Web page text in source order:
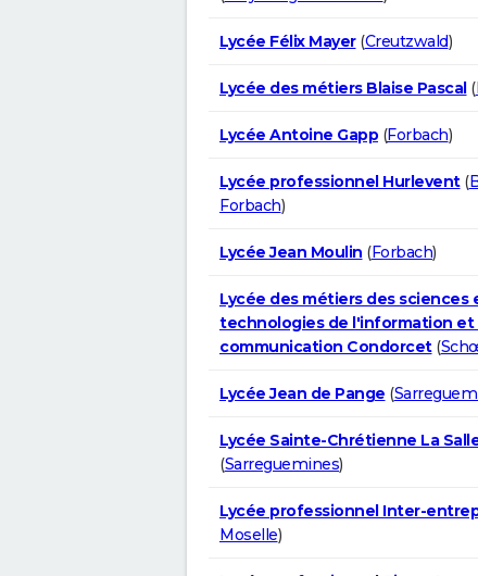
Lycée Félix Mayer(Creutzwald)
Lycée des métiers Blaise Pascal(
Lycée Antoine Gapp (Forbach)
Lycée professionnel Hurlevent(
Forbach)
Lycée Jean Moulin (Forbach)
Lycée des métiers des sciences
technologies de l'information et
communication Condorcet(
Lycée Jean de Pange (
Lycée Sainte-Chrétienne La
(Sarreguemines)
Lycée professionnel Inter-
Moselle)